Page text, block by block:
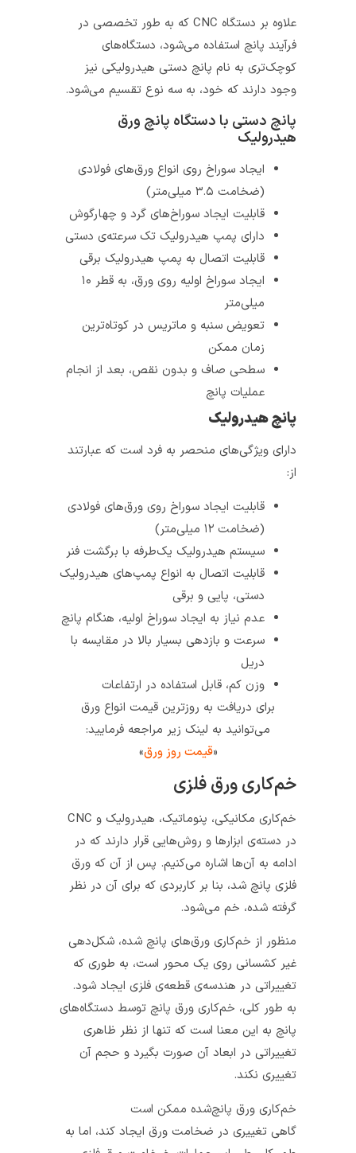
علاوه بر دستگاه CNC که به طور تخصصی در
فرآیند پانچ استفاده می‌شود، دستگاه‌های
کوچک‌تری به نام پانچ دستی هیدرولیکی نیز
وجود دارند که خود، به سه نوع تقسیم می‌شود.
پانچ دستی با دستگاه پانچ ورق
هیدرولیک
ایجاد سوراخ روی انواع ورق‌های فولادی
قابلیت ایجاد سوراخ‌های گرد و چهارگوش
دارای پمپ هیدرولیک تک سرعته‌ی دستی
قابلیت اتصال به پمپ هیدرولیک برقی
ایجاد سوراخ اولیه روی ورق، به قطر ۱۰
تعویض سنبه و ماتریس در کوتاه‌ترین
زمان ممکن
سطحی صاف و بدون نقص، بعد از انجام
عملیات پانچ
پانچ هیدرولیک
دارای ویژگی‌های منحصر به فرد است که عبارتند
قابلیت ایجاد سوراخ روی ورق‌های فولادی
سیستم هیدرولیک یک‌طرفه با برگشت فنر
قابلیت اتصال به انواع پمپ‌های هیدرولیک
دستی، پایی و برقی
عدم نیاز به ایجاد سوراخ اولیه، هنگام پانچ
سرعت و بازدهی بسیار بالا در مقایسه با
وزن کم، قابل استفاده در ارتفاعات
برای دریافت به روزترین قیمت انواع ورق
می‌توانید به لینک زیر مراجعه فرمایید:
قیمت روز ورق»
خم‌کاری ورق فلزی
خم‌کاری مکانیکی، پنوماتیک، هیدرولیک و CNC
در دسته‌ی ابزارها و روش‌هایی قرار دارند که در
ادامه به آن‌ها اشاره می‌‌کنیم. پس از آن که ورق
فلزی پانچ شد، بنا بر کاربردی که برای آن در نظر
گرفته شده، خم می‌شود.
منظور از خم‌کاری ورق‌های پانچ شده، شکل‌دهی
غیر کشسانی روی یک محور است، به طوری که
تغییراتی در هندسه‌ی قطعه‌ی فلزی ایجاد شود.
به طور کلی، خم‌کاری ورق پانچ توسط دستگاه‌های
پانچ به این معنا است که تنها از نظر ظاهری
تغییراتی در ابعاد آن صورت بگیرد و حجم آن
تغییری نکند.
خم‌کاری ورق پانچ‌شده ممکن است
تغییری در ضخامت ورق ایجاد کند، اما به